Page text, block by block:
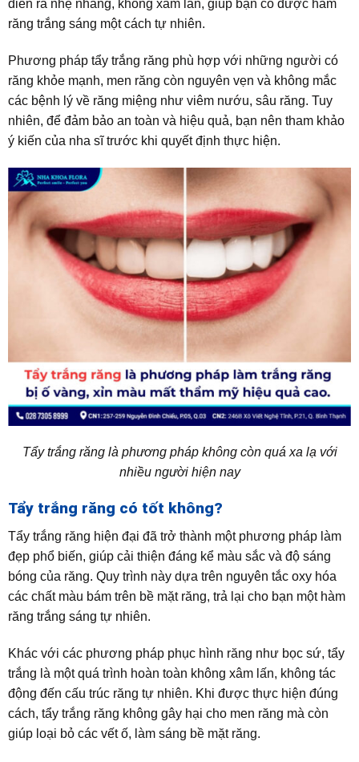
diễn ra nhẹ nhàng, không xâm lấn, giúp bạn có được hàm
răng trắng sáng một cách tự nhiên.
Phương pháp tẩy trắng răng phù hợp với những người có
răng khỏe mạnh, men răng còn nguyên vẹn và không mắc
các bệnh lý về răng miệng như viêm nướu, sâu răng. Tuy
nhiên, để đảm bảo an toàn và hiệu quả, bạn nên tham khảo
ý kiến của nha sĩ trước khi quyết định thực hiện.
Tẩy trắng răng là phương pháp không còn quá xa lạ với
nhiều người hiện nay
Tẩy trắng răng có tốt không?
Tẩy trắng răng hiện đại đã trở thành một phương pháp làm
đẹp phổ biến, giúp cải thiện đáng kể màu sắc và độ sáng
bóng của răng. Quy trình này dựa trên nguyên tắc oxy hóa
các chất màu bám trên bề mặt răng, trả lại cho bạn một hàm
răng trắng sáng tự nhiên.
Khác với các phương pháp phục hình răng như bọc sứ, tẩy
trắng là một quá trình hoàn toàn không xâm lấn, không tác
động đến cấu trúc răng tự nhiên. Khi được thực hiện đúng
cách, tẩy trắng răng không gây hại cho men răng mà còn
giúp loại bỏ các vết ố, làm sáng bề mặt răng.